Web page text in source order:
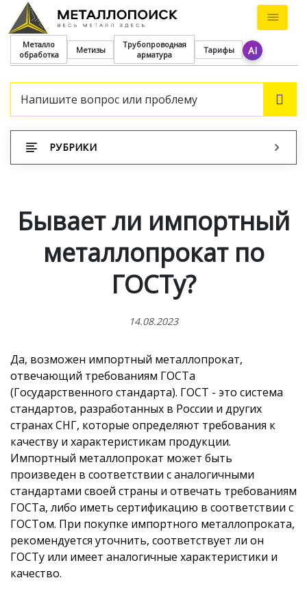
Металло
обработка
Метизы
Трубопроводная
арматура
Тарифы AI
РУБРИКИ
Бывает ли импортный
металлопрокат по
ГОСТу?
14.08.2023
Да, возможен импортный металлопрокат,
отвечающий требованиям ГОСТа
(Государственного стандарта). ГОСТ - это система
стандартов, разработанных в России и других
странах СНГ, которые определяют требования к
качеству и характеристикам продукции.
Импортный металлопрокат может быть
произведен в соответствии с аналогичными
стандартами своей страны и отвечать требованиям
ГОСТа, либо иметь сертификацию в соответствии с
ГОСТом. При покупке импортного металлопроката,
рекомендуется уточнить, соответствует ли он
ГОСТу или имеет аналогичные характеристики и
качество.